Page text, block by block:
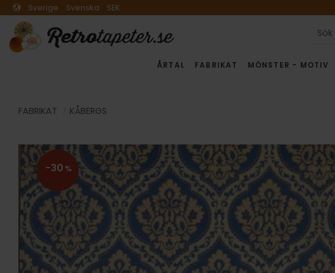
Sverige Svenska SEK
ÅRTAL FABRIKAT MÖNSTER - MOTIV
FABRIKAT KÅBERGS
30 %